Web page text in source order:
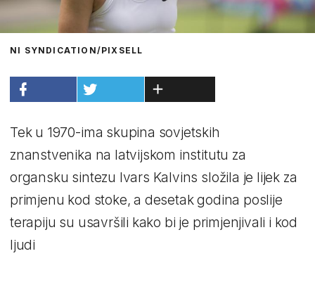
NI SYNDICATION/PIXSELL
Tek u 1970-ima skupina sovjetskih
znanstvenika na latvijskom institutu za
organsku sintezu Ivars Kalvins složila je lijek za
primjenu kod stoke, a desetak godina poslije
terapiju su usavršili kako bi je primjenjivali i kod
ljudi